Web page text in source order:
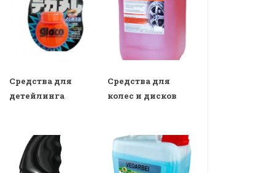
Средства для
детейлинга
Средства для
колес и дисков